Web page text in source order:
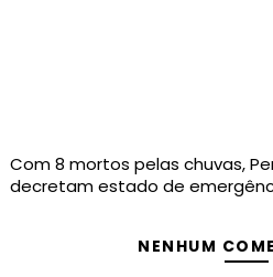
Com 8 mortos pelas chuvas,
decretam estado de
NENHUM